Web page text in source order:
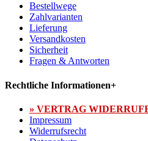
Bestellwege
Zahlvarianten
Lieferung
Versandkosten
Sicherheit
Fragen & Antworten
Rechtliche Informationen+
» VERTRAG
Impressum
Widerrufsrecht